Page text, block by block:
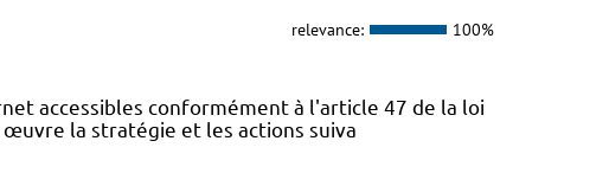
relevance: 100%
accessibles conformément à l'article 47 de la loi
la stratégie et les actions suiva